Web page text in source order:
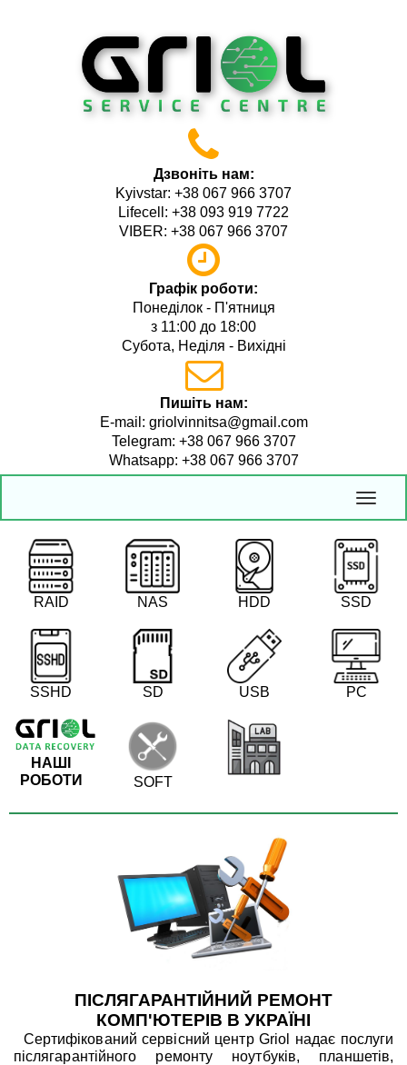
Дзвоніть нам:
Kyivstar: +38 067 966 3707
Lifecell: +38 093 919 7722
VIBER: +38 067 966 3707
Графік роботи:
Понеділок - П'ятниця
з 11:00 до 18:00
Субота, Неділя - Вихідні
Пишіть нам:
E-mail: griolvinnitsa@gmail.com
Telegram: +38 067 966 3707
Whatsapp: +38 067 966 3707
RAID NAS HDD SSD
SSHD SD USB PC
НАШІ
РОБОТИ
SOFT
ПІСЛЯГАРАНТІЙНИЙ РЕМОНТ
КОМП'ЮТЕРІВ В УКРАЇНІ
Сертифікований сервісний центр Griol надає послуги
післягарантійного ремонту ноутбуків, планшетів,